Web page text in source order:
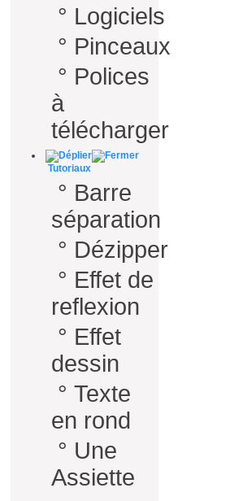
° Logiciels
° Pinceaux
° Polices
à
télécharger
Tutoriaux
° Barre
séparation
° Dézipper
° Effet de
reflexion
° Effet
dessin
° Texte
en rond
° Une
Assiette